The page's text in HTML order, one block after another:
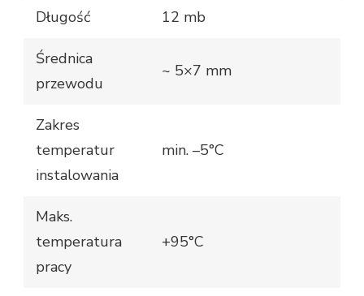
Długość 12 mb
Średnica
przewodu
~ 5×7 mm
Zakres
temperatur
instalowania
min. –5°C
Maks.
temperatura
pracy
+95°C